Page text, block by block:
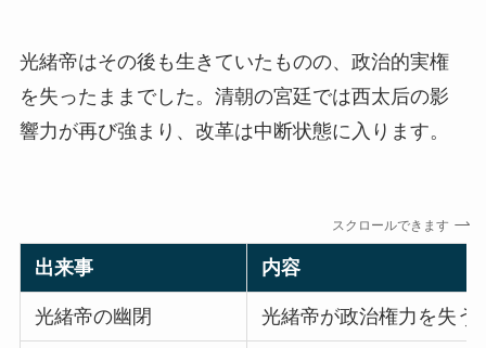
光緒帝はその後も生きていたものの、政治的実権
を失ったままでした。清朝の宮廷では西太后の影
響力が再び強まり、改革は中断状態に入ります。
スクロールできます
出来事 内容
光緒帝の幽閉 光緒帝が政治権力を失う